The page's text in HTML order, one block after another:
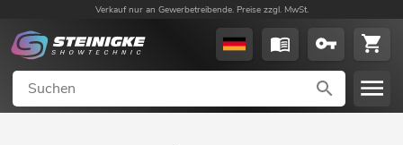
Verkauf nur an Gewerbetreibende. Preise zzgl. MwSt.